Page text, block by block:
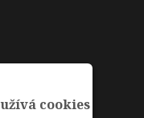
cookies